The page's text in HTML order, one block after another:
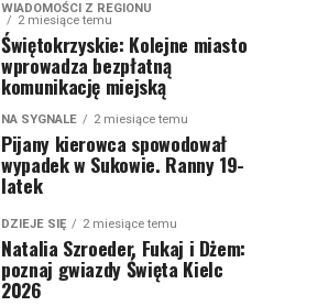
WIADOMOŚCI Z REGIONU
2 miesiące temu
Świętokrzyskie: Kolejne miasto
wprowadza bezpłatną
komunikację miejską
NA SYGNALE 2 miesiące temu
Pijany kierowca spowodował
wypadek w Sukowie. Ranny 19-
latek
DZIEJE SIĘ 2 miesiące temu
Natalia Szroeder, Fukaj i Dżem:
poznaj gwiazdy Święta Kielc
2026